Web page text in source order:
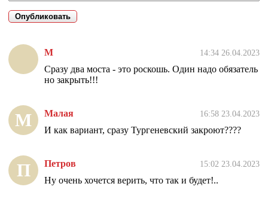
М 14:34 26.04.2023
Сразу два моста - это роскошь. Один надо обязатель
но закрыть!!!
М Малая 16:58 23.04.2023
И как вариант, сразу Тургеневский закроют????
П Петров 15:02 23.04.2023
Ну очень хочется верить, что так и будет!..